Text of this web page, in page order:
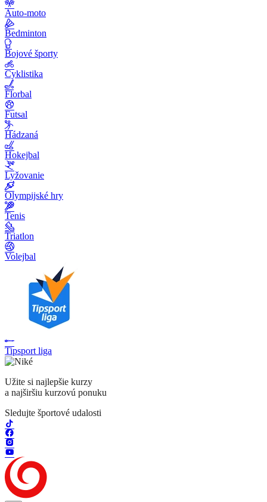
Auto-moto
Bedminton
Bojové športy
Cyklistika
Florbal
Futsal
Hádzaná
Hokejbal
Lyžovanie
Olympijské hry
Tenis
Triatlon
Volejbal
Tipsport liga
Užite si najlepšie kurzy
a najširšiu kurzovú ponuku
Sledujte športové udalosti